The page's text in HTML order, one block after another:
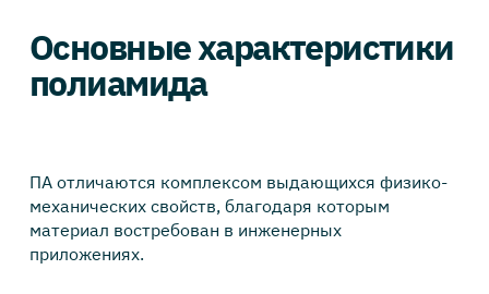
Основные характеристики
полиамида
ПА отличаются комплексом выдающихся физико-
механических свойств, благодаря которым
материал востребован в инженерных
приложениях.